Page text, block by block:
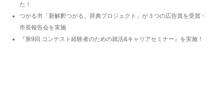
た！
つがる市「新解釈つがる。辞典プロジェクト」が３つの広告賞を受賞・
市長報告会を実施
『第9回 コンテスト経験者のための就活&キャリアセミナー』を実施！